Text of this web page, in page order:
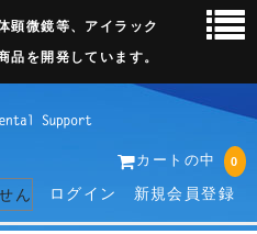
顕微鏡等、アイラック
品を開発しています。
カートの中 0
ん ログイン 新規会員登録